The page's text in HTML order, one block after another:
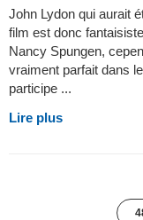
John Lydon qui aurait
film est donc
Nancy Spungen,
vraiment parfait dans
participe ...
Lire plus